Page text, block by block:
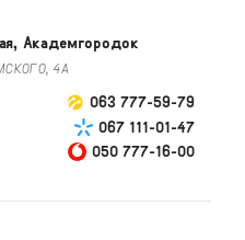
Академгородок
4А
063 777-59-79
067 111-01-47
050 777-16-00